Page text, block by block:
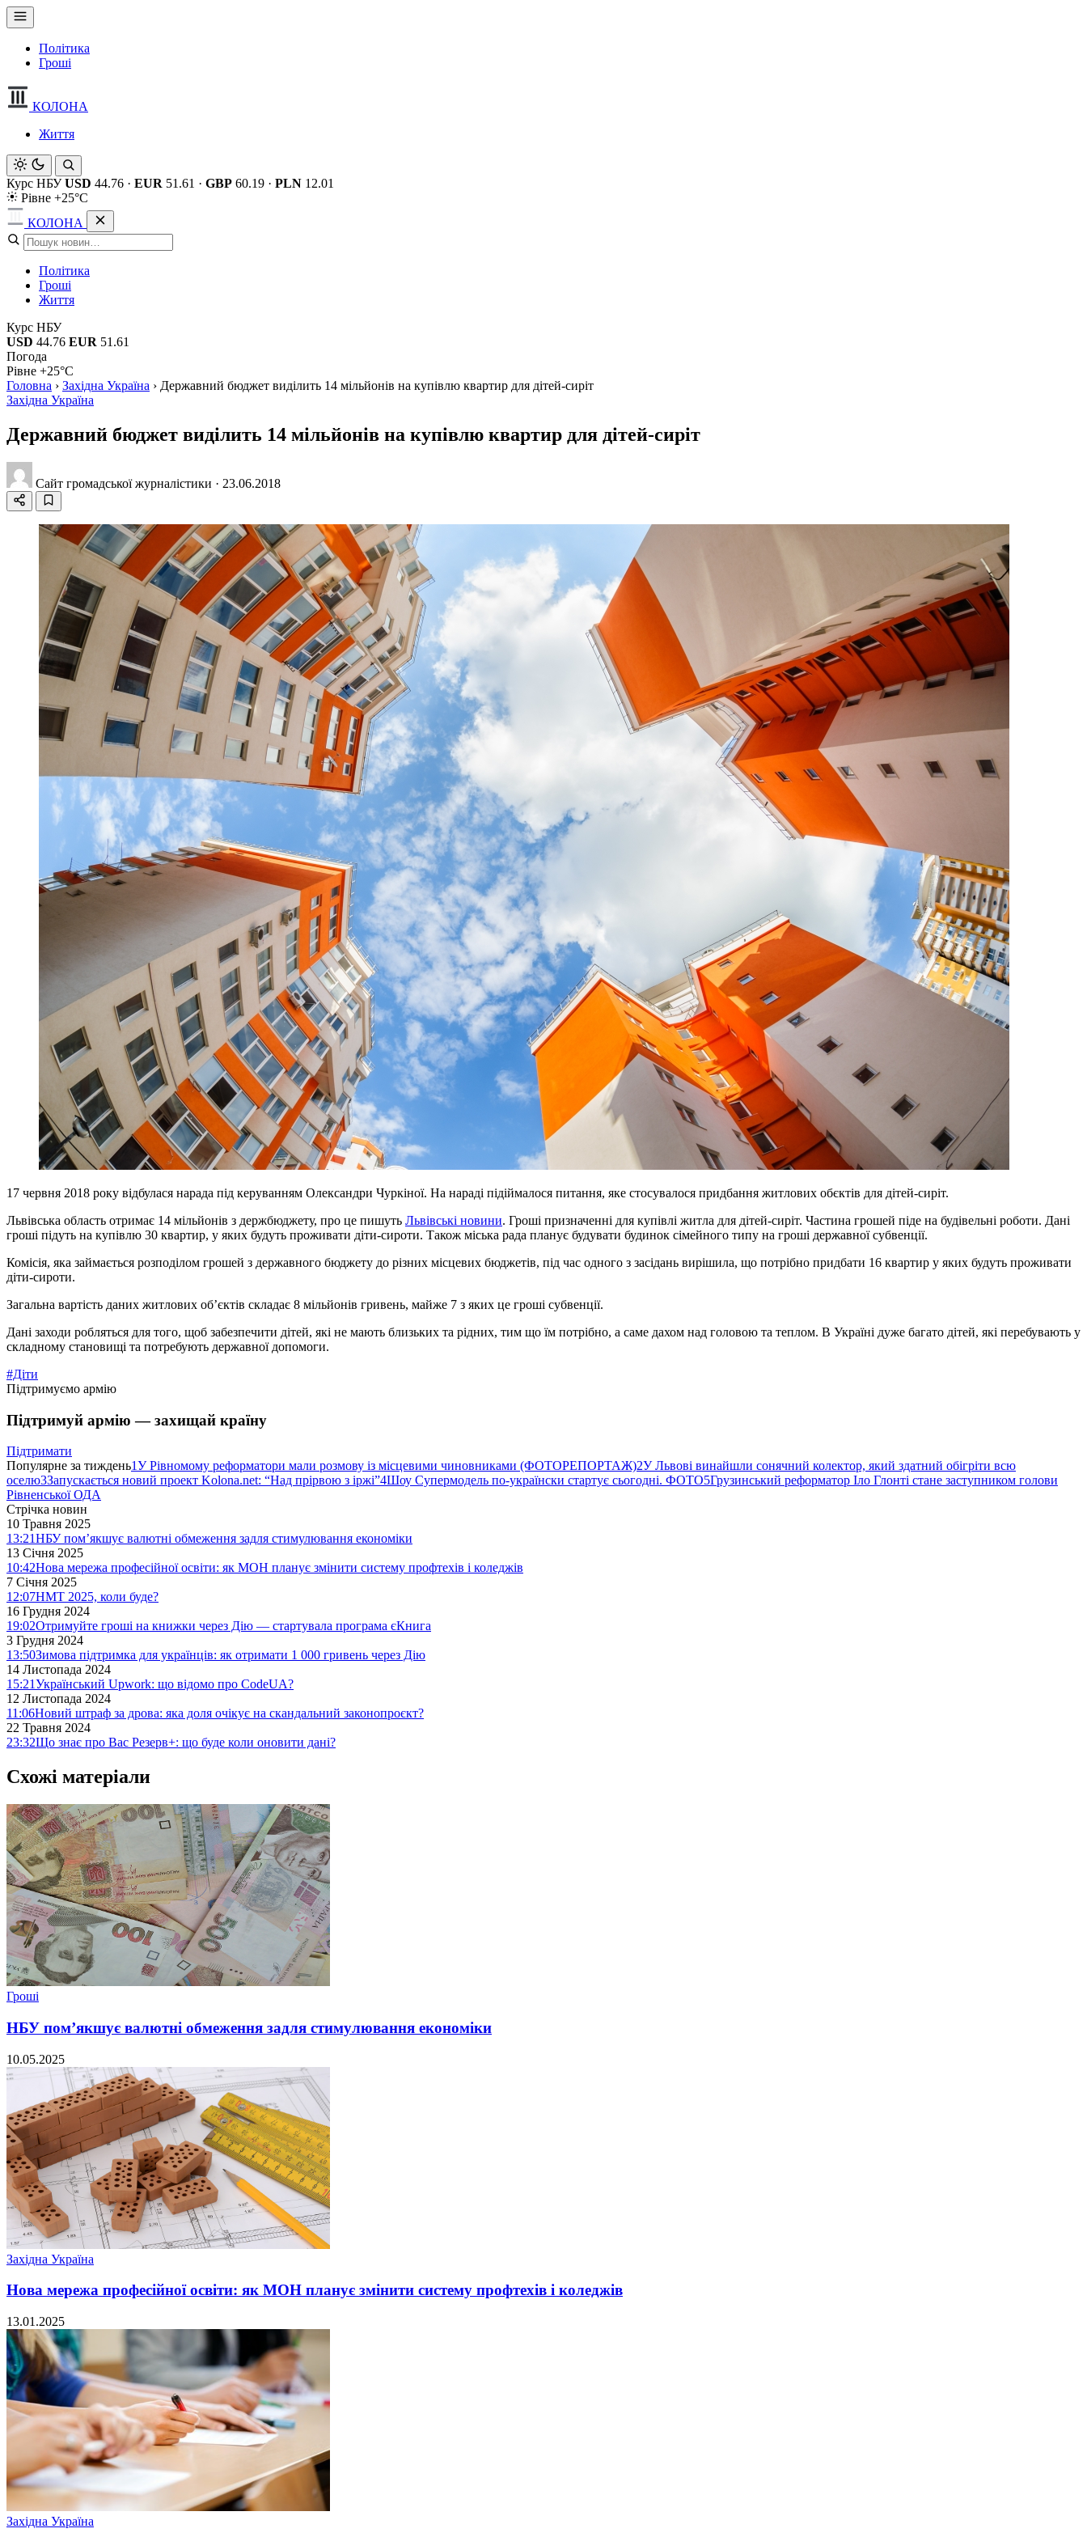
Політика
Гроші
КОЛОНА
Життя
Курс НБУ USD 44.76 · EUR 51.61 · GBP 60.19 · PLN 12.01
Рівне +25°C
КОЛОНА
Політика
Гроші
Життя
Курс НБУ
USD 44.76 EUR 51.61
Погода
Рівне +25°C
Головна › Західна Україна › Державний бюджет виділить 14 мільйонів на купівлю квартир для дітей-сиріт
Західна Україна
Державний бюджет виділить 14 мільйонів на купівлю квартир для дітей-сиріт
Сайт громадської журналістики · 23.06.2018
17 червня 2018 року відбулася нарада під керуванням Олександри Чуркіної. На нараді підіймалося питання, яке стосувалося придбання житлових обєктів для дітей-сиріт.
Львівська область отримає 14 мільйонів з держбюджету, про це пишуть Львівські новини. Гроші призначенні для купівлі житла для дітей-сиріт. Частина грошей піде на будівельні роботи. Дані
гроші підуть на купівлю 30 квартир, у яких будуть проживати діти-сироти. Також міська рада планує будувати будинок сімейного типу на гроші державної субвенції.
Комісія, яка займається розподілом грошей з державного бюджету до різних місцевих бюджетів, під час одного з засідань вирішила, що потрібно придбати 16 квартир у яких будуть проживати
діти-сироти.
Загальна вартість даних житлових об’єктів складає 8 мільйонів гривень, майже 7 з яких це гроші субвенції.
Дані заходи робляться для того, щоб забезпечити дітей, які не мають близьких та рідних, тим що їм потрібно, а саме дахом над головою та теплом. В Україні дуже багато дітей, які перебувають у
складному становищі та потребують державної допомоги.
#Діти
Підтримуємо армію
Підтримуй армію — захищай країну
Підтримати
Популярне за тиждень1У Рівномому реформатори мали розмову із місцевими чиновниками (ФОТОРЕПОРТАЖ)2У Львові винайшли сонячний колектор, який здатний обігріти всю
оселю3Запускається новий проект Kolona.net: “Над прірвою з іржі”4Шоу Супермодель по-українски стартує сьогодні. ФОТО5Грузинський реформатор Іло Глонті стане заступником голови
Рівненської ОДА
Стрічка новин
10 Травня 2025
13:21НБУ пом’якшує валютні обмеження задля стимулювання економіки
13 Січня 2025
10:42Нова мережа професійної освіти: як МОН планує змінити систему профтехів і коледжів
7 Січня 2025
12:07НМТ 2025, коли буде?
16 Грудня 2024
19:02Отримуйте гроші на книжки через Дію — стартувала програма єКнига
3 Грудня 2024
13:50Зимова підтримка для українців: як отримати 1 000 гривень через Дію
14 Листопада 2024
15:21Український Upwork: що відомо про CodeUA?
12 Листопада 2024
11:06Новий штраф за дрова: яка доля очікує на скандальний законопроєкт?
22 Травня 2024
23:32Що знає про Вас Резерв+: що буде коли оновити дані?
Схожі матеріали
Гроші
НБУ пом’якшує валютні обмеження задля стимулювання економіки
10.05.2025
Західна Україна
Нова мережа професійної освіти: як МОН планує змінити систему профтехів і коледжів
13.01.2025
Західна Україна